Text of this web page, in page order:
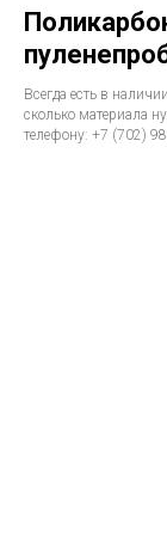
Всегда есть в
сколько материала
телефону: +7 (702)